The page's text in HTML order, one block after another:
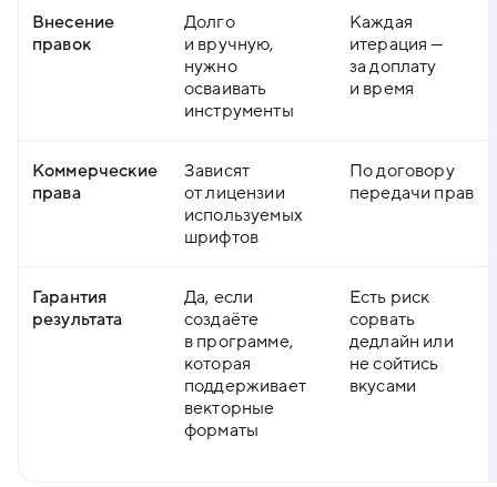
Внесение
правок
Долго
и вручную,
нужно
осваивать
инструменты
Каждая
итерация —
за доплату
и время
Коммерческие
права
Зависят
от лицензии
используемых
шрифтов
По договору
передачи прав
Гарантия
результата
Да, если
создаёте
в программе,
которая
поддерживает
векторные
форматы
Есть риск
сорвать
дедлайн или
не сойтись
вкусами